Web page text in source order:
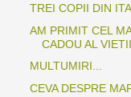
TREI COPII DIN
AM PRIMIT CEL
CADOU AL VIETII
MULTUMIRI...
CEVA DESPRE